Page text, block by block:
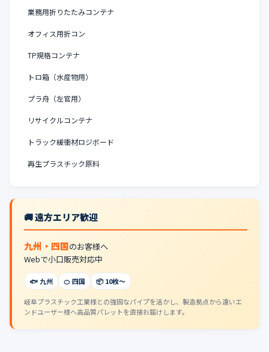
業務用折りたたみコンテナ
オフィス用折コン
TP規格コンテナ
トロ箱（水産物用）
プラ舟（左官用）
リサイクルコンテナ
トラック緩衝材ロジボード
再生プラスチック原料
🚚 遠方エリア歓迎
九州・四国のお客様へ
Webで小口販売対応中
🐟 九州 🍊 四国 📦 10枚〜
岐阜プラスチック工業様との強固なパイプを活かし、製造拠点から遠いエ
ンドユーザー様へ高品質パレットを直接お届けします。